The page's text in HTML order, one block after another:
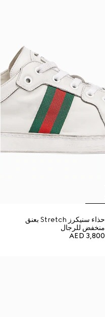
حذاء سنيكرز Stretch بعنق
منخفض للرجال
AED 3,800